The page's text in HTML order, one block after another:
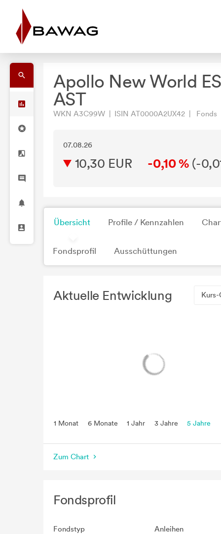
Apollo New World
AST
WKN A3C99W | ISIN AT0000A2UX42 | Fonds
07.08.26
10,30 EUR -0,10 % (-
Übersicht Profile / Kennzahlen
Fondsprofil Ausschüttungen
Aktuelle Entwicklung Kurs-
1 Monat 6 Monate 1 Jahr 3 Jahre 5 Jahre
Zum Chart
Fondsprofil
Fondstyp Anleihen